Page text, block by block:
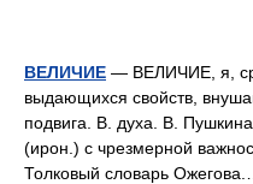
ВЕЛИЧИЕ — ВЕЛИЧИЕ, я,
выдающихся свойств,
подвига. В. духа. В.
(ирон.) с чрезмерной
Толковый словарь